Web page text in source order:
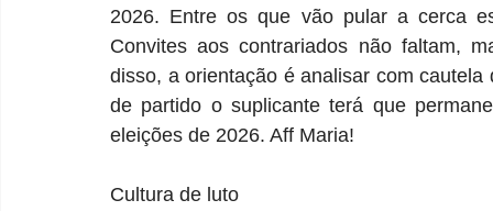
2026. Entre os que vão pular a cerca
Convites aos contrariados não faltam,
disso, a orientação é analisar com
de partido o suplicante terá que
eleições de 2026. Aff Maria!
Cultura de luto